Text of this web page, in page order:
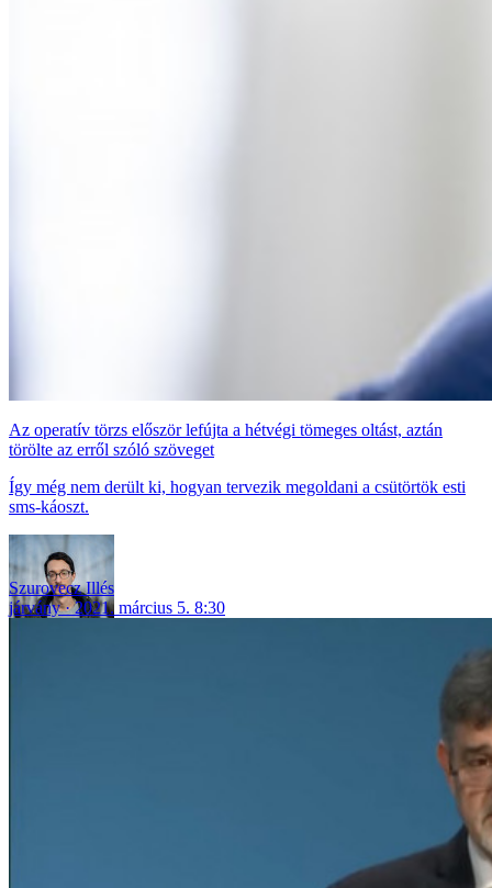
Az operatív törzs először lefújta a hétvégi tömeges oltást, aztán
törölte az erről szóló szöveget
Így még nem derült ki, hogyan tervezik megoldani a csütörtök esti
sms-káoszt.
Szurovecz Illés
járvány
2021. március 5. 8:30